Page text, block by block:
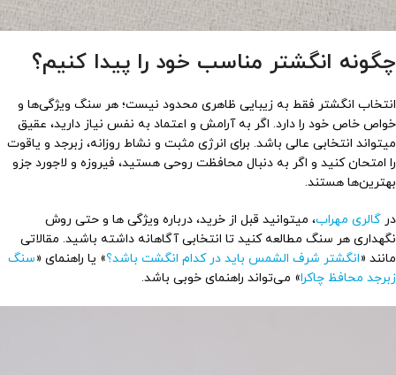
چگونه انگشتر مناسب خود را پیدا کنیم؟
انتخاب انگشتر فقط به زیبایی ظاهری محدود نیست؛ هر سنگ ویژگی‌ها و
خواص خاص خود را دارد. اگر به آرامش و اعتماد به نفس نیاز دارید، عقیق
میتواند انتخابی عالی باشد. برای انرژی مثبت و نشاط روزانه، زبرجد و یاقوت
را امتحان کنید و اگر به دنبال محافظت روحی هستید، فیروزه و لاجورد جزو
بهترین‌ها هستند.
در گالری مهراب، میتوانید قبل از خرید، درباره ویژگی ها و حتی روش
نگهداری هر سنگ مطالعه کنید تا انتخابی آگاهانه داشته باشید. مقالاتی
مانند «انگشتر شرف الشمس باید در کدام انگشت باشد؟» یا راهنمای «سنگ
زبرجد محافظ چاکرا» می‌تواند راهنمای خوبی باشد.